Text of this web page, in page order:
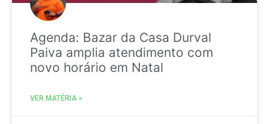
Agenda: Bazar da Casa Durval
Paiva amplia atendimento com
novo horário em Natal
VER MATÉRIA »